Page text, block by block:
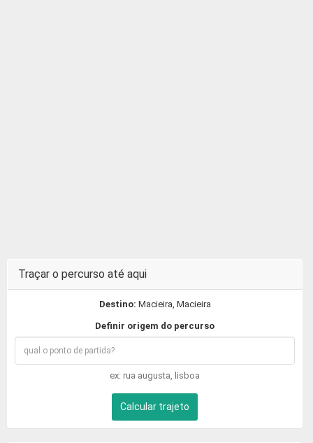
Traçar o percurso até aqui
Destino: Macieira, Macieira
Definir origem do percurso
ex: rua augusta, lisboa
Calcular trajeto